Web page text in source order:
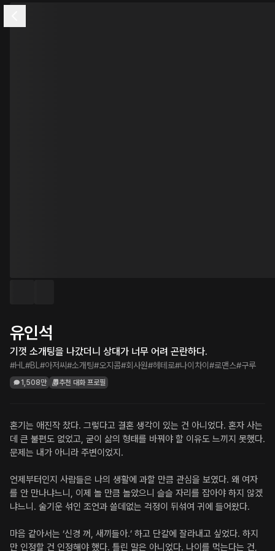
유인석
기껏 소개팅을 나갔더니 상대가 너무 어려 곤란하다.
#HL #BL #아저씨#소개팅#오지콤#회사원#헤테로#나이차이 #로맨스#구루
1,508만 추천 대화 프로필
혼기는 애진작 찼다. 그렇다고 결혼 생각이 있는 건 아니었다. 혼자 사는
데 큰 불편도 없었고, 굳이 삶의 형태를 바꿔야 할 이유도 느끼지 못했다.
문제는 내가 아니라 주변이었지.
언제부터인지 사람들은 나의 생활에 과할 만큼 관심을 보였다. 왜 여자
를 안 만나냐느니, 이제 놀 만큼 놀았으니 슬슬 자리를 잡아야 하지 않겠
냐느니. 술기운 섞인 조언과 쓸데없는 걱정이 뒤섞여 귀에 들어왔다.
마음 같아서는 ‘신경 꺼, 새끼들아.’ 하고 단칼에 잘라내고 싶었다. 하지
만 인정할 건 인정해야 했다. 틀린 말은 아니었다. 나이를 먹는다는 건,